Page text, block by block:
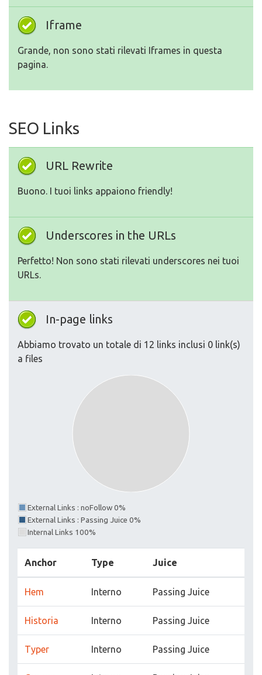
Iframe
Grande, non sono stati rilevati Iframes in questa
pagina.
SEO Links
URL Rewrite
Buono. I tuoi links appaiono friendly!
Underscores in the URLs
Perfetto! Non sono stati rilevati underscores nei tuoi
URLs.
In-page links
Abbiamo trovato un totale di 12 links inclusi 0 link(s)
a files
External Links : noFollow 0%
External Links : Passing Juice 0%
Internal Links 100%
Anchor Type Juice
Hem Interno Passing Juice
Historia Interno Passing Juice
Typer Interno Passing Juice